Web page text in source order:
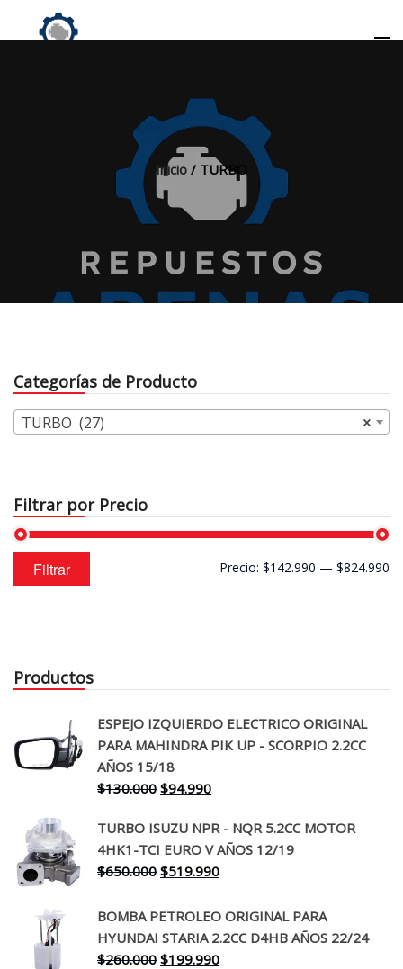
MENU
Inicio / TURBO
Categorías de Producto
×
TURBO (27)
Filtrar por Precio
Precio
mínimo
Precio
máximo
Filtrar Precio: $142.990 — $824.990
Productos
ESPEJO IZQUIERDO ELECTRICO ORIGINAL
PARA MAHINDRA PIK UP - SCORPIO 2.2CC
AÑOS 15/18
$130.000 El
original
era:
$130.000.
$94.990El
actual
es:
$94.990.
TURBO ISUZU NPR - NQR 5.2CC MOTOR
4HK1-TCI EURO V AÑOS 12/19
$650.000 El
original
era:
$650.000.
$519.990El
actual
es:
$519.990.
BOMBA PETROLEO ORIGINAL PARA
HYUNDAI STARIA 2.2CC D4HB AÑOS 22/24
$260.000 El
$199.990El